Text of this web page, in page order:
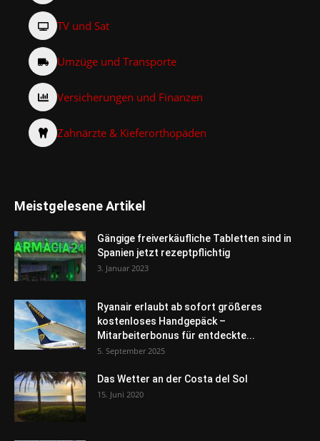
TV und Sat
Umzüge und Transporte
Versicherungen und Finanzen
Zahnärzte & Kieferorthopäden
Meistgelesene Artikel
Gängige freiverkäufliche Tabletten sind in
Spanien jetzt rezeptpflichtig
3. Januar 2023
Ryanair erlaubt ab sofort größeres
kostenloses Handgepäck –
Mitarbeiterbonus für entdeckte...
5. September 2025
Das Wetter an der Costa del Sol
15. Juni 2020